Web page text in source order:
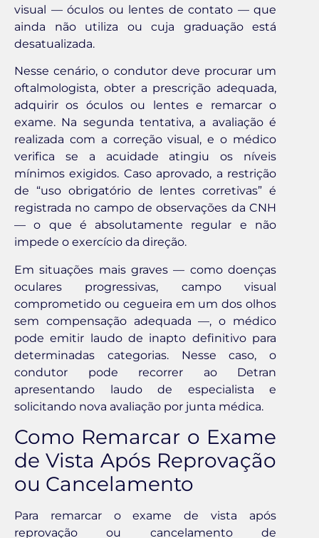
visual — óculos ou lentes de contato — que
ainda não utiliza ou cuja graduação está
desatualizada.
Nesse cenário, o condutor deve procurar um
oftalmologista, obter a prescrição adequada,
adquirir os óculos ou lentes e remarcar o
exame. Na segunda tentativa, a avaliação é
realizada com a correção visual, e o médico
verifica se a acuidade atingiu os níveis
mínimos exigidos. Caso aprovado, a restrição
de “uso obrigatório de lentes corretivas” é
registrada no campo de observações da CNH
— o que é absolutamente regular e não
impede o exercício da direção.
Em situações mais graves — como doenças
oculares progressivas, campo visual
comprometido ou cegueira em um dos olhos
sem compensação adequada —, o médico
pode emitir laudo de inapto definitivo para
determinadas categorias. Nesse caso, o
condutor pode recorrer ao Detran
apresentando laudo de especialista e
solicitando nova avaliação por junta médica.
Como Remarcar o Exame
de Vista Após Reprovação
ou Cancelamento
Para remarcar o exame de vista após
reprovação ou cancelamento de